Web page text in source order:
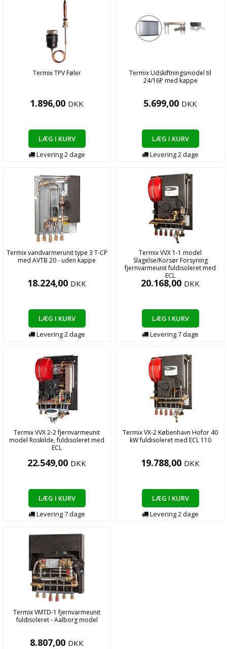
Termix TPV Føler
1.896,00 DKK
LÆG I KURV
Levering2dage
Termix Udskiftningsmodel til
24/16P med kappe
5.699,00 DKK
LÆG I KURV
Levering2dage
Termix vandvarmerunit type 3 T-CP
med AVTB 20 - uden kappe
18.224,00 DKK
LÆG I KURV
Levering2dage
Termix VVX 1-1 model
Slagelse/Korsør Forsyning
fjernvarmeunit fuldisoleret med
ECL
20.168,00 DKK
LÆG I KURV
Levering7dage
Termix VVX 2-2 fjernvarmeunit
model Roskilde, fuldisoleret med
ECL
22.549,00 DKK
LÆG I KURV
Levering7dage
Termix VX-2 København Hofor 40
kW fuldisoleret med ECL 110
19.788,00 DKK
LÆG I KURV
Levering2dage
Termix VMTD-1 fjernvarmeunit
fuldisoleret - Aalborg model
8.807,00 DKK